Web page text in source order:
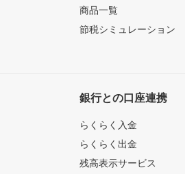
商品一覧
節税シミュレーション
銀行との口座連携
らくらく入金
らくらく出金
残高表示サービス